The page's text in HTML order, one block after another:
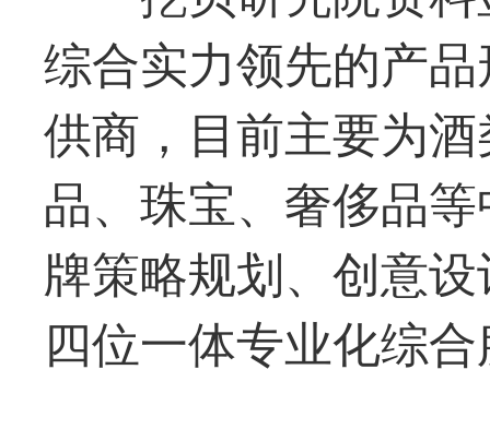
综合实力领先的产
供商，目前主要为
品、珠宝、奢侈品
牌策略规划、创意
四位一体专业化综